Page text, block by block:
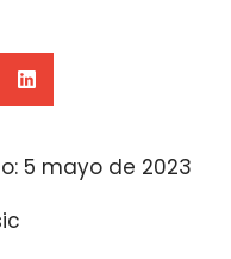
5 mayo de 2023